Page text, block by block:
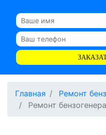
Главная
Ремонт
Ремонт